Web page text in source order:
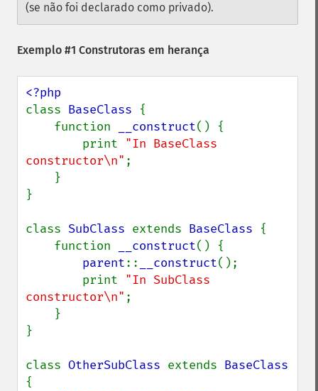
(se não foi declarado como privado).
Exemplo #1 Construtoras em herança
class BaseClass {
    function
__construct() {
        print
"In BaseClass
constructor\n" ;
}
class SubClass extends BaseClass {
    function
__construct() {
parent:: __construct();
        print
"In SubClass
constructor\n" ;
}
class OtherSubClass extends
{